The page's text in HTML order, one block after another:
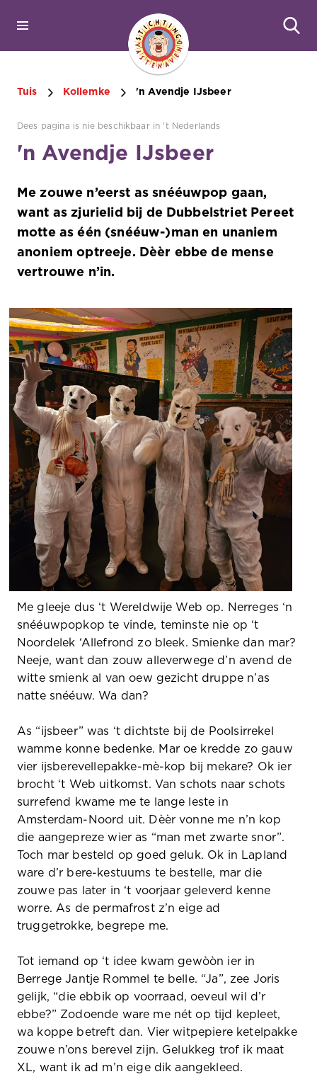
Tuis Kollemke 'n Avendje IJsbeer
Dees pagina is nie beschikbaar in 't Nederlands
'n Avendje IJsbeer
Me zouwe n’eerst as snééuwpop gaan,
want as zjurielid bij de Dubbelstriet Pereet
motte as één (snééuw-)man en unaniem
anoniem optreeje. Dèèr ebbe de mense
vertrouwe n’in.
Me gleeje dus ‘t Wereldwije Web op. Nerreges ‘n
snééuwpopkop te vinde, teminste nie op ‘t
Noordelek ‘Allefrond zo bleek. Smienke dan mar?
Neeje, want dan zouw alleverwege d’n avend de
witte smienk al van oew gezicht druppe n’as
natte snééuw. Wa dan?
As “ijsbeer” was ‘t dichtste bij de Poolsirrekel
wamme konne bedenke. Mar oe kredde zo gauw
vier ijsberevellepakke-mè-kop bij mekare? Ok ier
brocht ‘t Web uitkomst. Van schots naar schots
surrefend kwame me te lange leste in
Amsterdam-Noord uit. Dèèr vonne me n’n kop
die aangepreze wier as “man met zwarte snor”.
Toch mar besteld op goed geluk. Ok in Lapland
ware d’r bere-kestuums te bestelle, mar die
zouwe pas later in ‘t voorjaar geleverd kenne
worre. As de permafrost z’n eige ad
truggetrokke, begrepe me.
Tot iemand op ‘t idee kwam gewòòn ier in
Berrege Jantje Rommel te belle. “Ja”, zee Joris
gelijk, “die ebbik op voorraad, oeveul wil d’r
ebbe?” Zodoende ware me nét op tijd kepleet,
wa koppe betreft dan. Vier witpepiere ketelpakke
zouwe n’ons berevel zijn. Gelukkeg trof ik maat
XL, want ik ad m’n eige dik aangekleed.